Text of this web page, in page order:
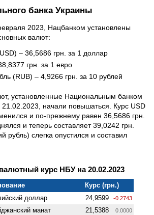
банка Украины
2023, Нацбанком установлены
валют:
– 36,5686 грн. за 1 доллар
грн. за 1 евро
(RUB) – 4,9266 грн. за 10 рублей
установленные Национальным банком
21.02.2023, начали повышаться. Курс USD
и по-прежнему равен 36,5686 грн.
и теперь составляет 39,0242 грн.
рубль) слегка опустился и составил
курс НБУ на 20.02.2023
Курс (грн.)
доллар 24,9599 -0.2743
манат 21,5388 0.0000